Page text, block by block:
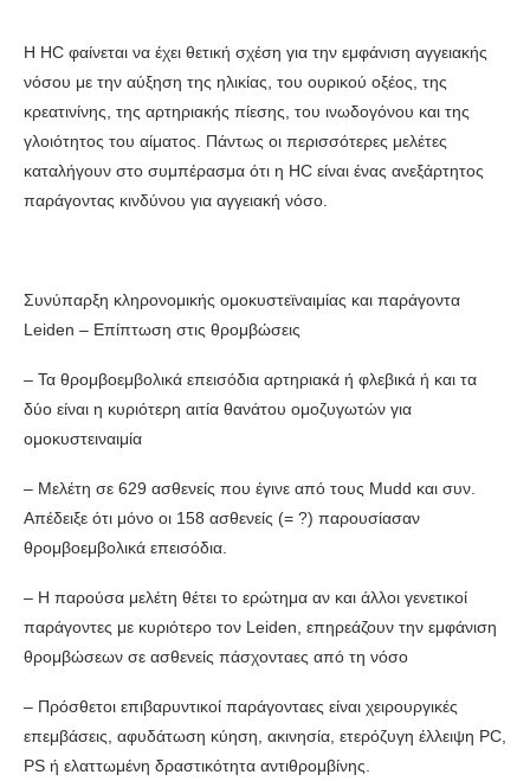
Η HC φαίνεται να έχει θετική σχέση για την εμφάνιση αγγειακής
νόσου με την αύξηση της ηλικίας, του ουρικού οξέος, της
κρεατινίνης, της αρτηριακής πίεσης, του ινωδογόνου και της
γλοιότητος του αίματος. Πάντως οι περισσότερες μελέτες
καταλήγουν στο συμπέρασμα ότι η HC είναι ένας ανεξάρτητος
παράγοντας κινδύνου για αγγειακή νόσο.
Συνύπαρξη κληρονομικής ομοκυστεϊναιμίας και παράγοντα
Leiden – Επίπτωση στις θρομβώσεις
– Τα θρομβοεμβολικά επεισόδια αρτηριακά ή φλεβικά ή και τα
δύο είναι η κυριότερη αιτία θανάτου ομοζυγωτών για
ομοκυστειναιμία
– Μελέτη σε 629 ασθενείς που έγινε από τους Mudd και συν.
Απέδειξε ότι μόνο οι 158 ασθενείς (= ?) παρουσίασαν
θρομβοεμβολικά επεισόδια.
– Η παρούσα μελέτη θέτει το ερώτημα αν και άλλοι γενετικοί
παράγοντες με κυριότερο τον Leiden, επηρεάζουν την εμφάνιση
θρομβώσεων σε ασθενείς πάσχονταες από τη νόσο
– Πρόσθετοι επιβαρυντικοί παράγονταες είναι χειρουργικές
επεμβάσεις, αφυδάτωση κύηση, ακινησία, ετερόζυγη έλλειψη PC,
PS ή ελαττωμένη δραστικότητα αντιθρομβίνης.